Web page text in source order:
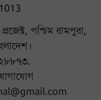
পশ্চিম রামপুরা,